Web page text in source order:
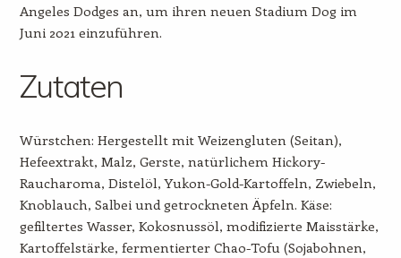
Angeles Dodges an, um ihren neuen Stadium Dog im
Juni 2021 einzuführen.
Zutaten
Würstchen: Hergestellt mit Weizengluten (Seitan),
Hefeextrakt, Malz, Gerste, natürlichem Hickory-
Raucharoma, Distelöl, Yukon-Gold-Kartoffeln, Zwiebeln,
Knoblauch, Salbei und getrockneten Äpfeln. Käse:
gefiltertes Wasser, Kokosnussöl, modifizierte Maisstärke,
Kartoffelstärke, fermentierter Chao-Tofu (Sojabohnen,